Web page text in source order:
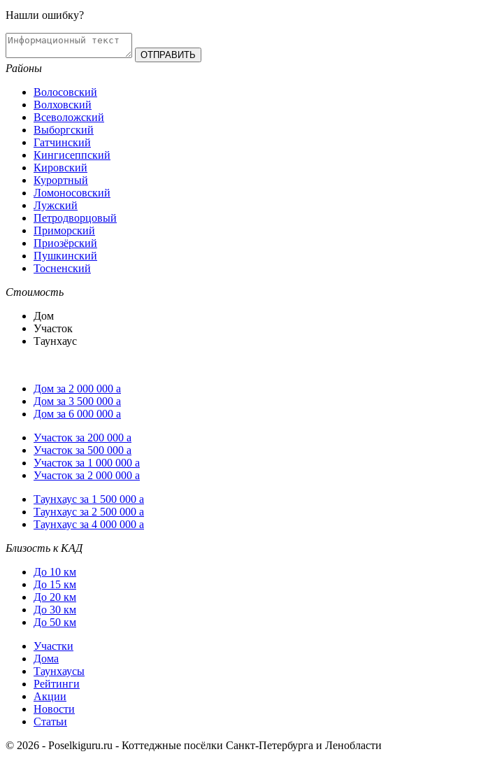
Нашли ошибку?
Районы
Волосовский
Волховский
Всеволожский
Выборгский
Гатчинский
Кингисеппский
Кировский
Курортный
Ломоносовский
Лужский
Петродворцовый
Приморский
Приозёрский
Пушкинский
Тосненский
Стоимость
Дом
Участок
Таунхаус
Дом за 2 000 000 a
Дом за 3 500 000 a
Дом за 6 000 000 a
Участок за 200 000 a
Участок за 500 000 a
Участок за 1 000 000 a
Участок за 2 000 000 a
Таунхаус за 1 500 000 a
Таунхаус за 2 500 000 a
Таунхаус за 4 000 000 a
Близость к КАД
До 10 км
До 15 км
До 20 км
До 30 км
До 50 км
Участки
Дома
Таунхаусы
Рейтинги
Акции
Новости
Статьи
© 2026 - Poselkiguru.ru - Коттеджные посёлки Санкт-Петербурга и Ленобласти